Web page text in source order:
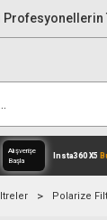
Profesyonellerin
Polarize